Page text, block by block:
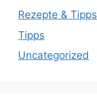
Rezepte & Tipps
Tipps
Uncategorized